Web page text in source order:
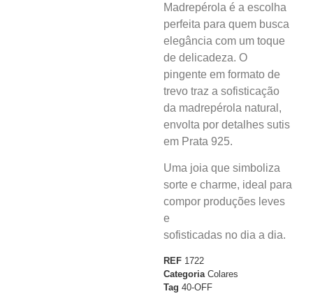
Madrepérola é a escolha
perfeita para quem busca
elegância com um toque
de delicadeza. O
pingente em formato de
trevo traz a sofisticação
da madrepérola natural,
envolta por detalhes sutis
em Prata 925.
Uma joia que simboliza
sorte e charme, ideal para
compor produções leves
e
sofisticadas no dia a dia.
REF 1722
Categoria Colares
Tag 40-OFF